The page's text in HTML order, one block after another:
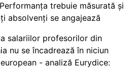
trebuie măsurată și
absolvenți se angajează
salariilor profesorilor din
nu se încadrează în niciun
- analiză Eurydice: